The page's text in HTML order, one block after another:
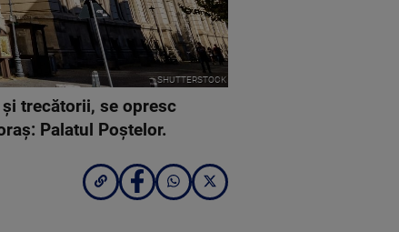
SHUTTERSTOCK
trecătorii, se opresc
Palatul Poștelor.